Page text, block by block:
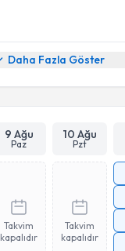
Daha Fazla Göster
9 Ağu
Paz
10 Ağu
Pzt
Takvim
kapalıdır
Takvim
kapalıdır